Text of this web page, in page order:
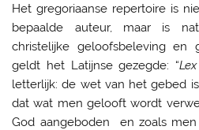
Het gregoriaanse repertoire is
bepaalde auteur, maar is
christelijke geloofsbeleving en
geldt het Latijnse gezegde: “
letterlijk: de wet van het gebed
dat wat men gelooft wordt
God aangeboden en zoals